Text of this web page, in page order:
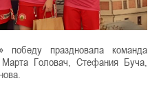
победу праздновала команда
Головач, Стефания Буча,